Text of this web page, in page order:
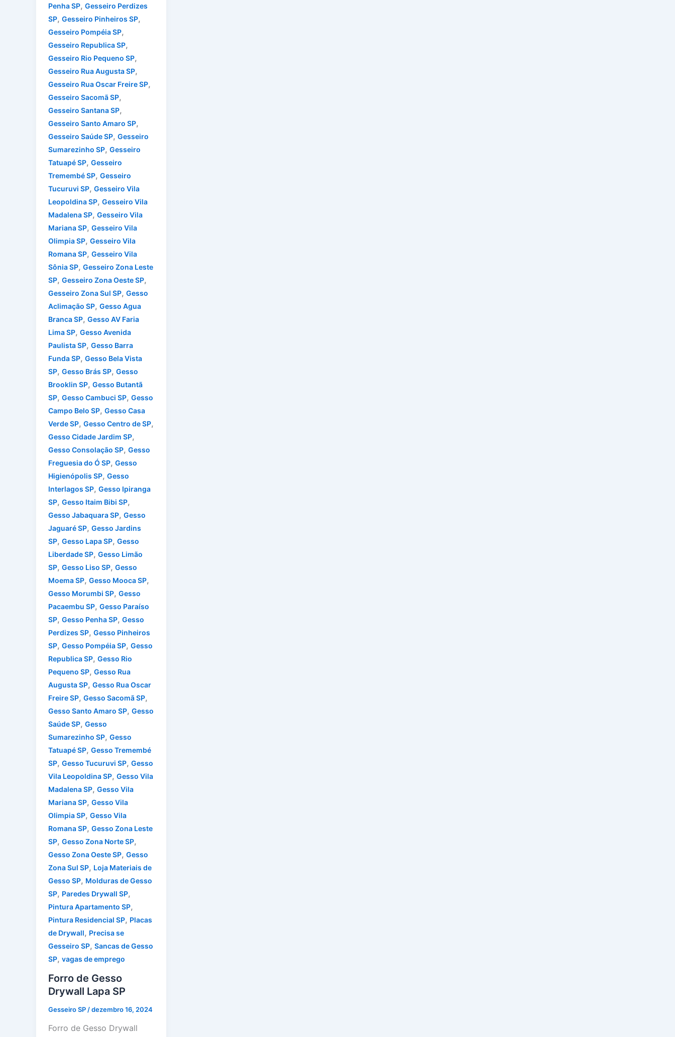
Penha SP, Gesseiro Perdizes
SP, Gesseiro Pinheiros SP,
Gesseiro Pompéia SP,
Gesseiro Republica SP,
Gesseiro Rio Pequeno SP,
Gesseiro Rua Augusta SP,
Gesseiro Rua Oscar Freire SP,
Gesseiro Sacomã SP,
Gesseiro Santana SP,
Gesseiro Santo Amaro SP,
Gesseiro Saúde SP, Gesseiro
Sumarezinho SP, Gesseiro
Tatuapé SP, Gesseiro
Tremembé SP, Gesseiro
Tucuruvi SP, Gesseiro Vila
Leopoldina SP, Gesseiro Vila
Madalena SP, Gesseiro Vila
Mariana SP, Gesseiro Vila
Olimpia SP, Gesseiro Vila
Romana SP, Gesseiro Vila
Sônia SP, Gesseiro Zona Leste
SP, Gesseiro Zona Oeste SP,
Gesseiro Zona Sul SP, Gesso
Aclimação SP, Gesso Agua
Branca SP, Gesso AV Faria
Lima SP, Gesso Avenida
Paulista SP, Gesso Barra
Funda SP, Gesso Bela Vista
SP, Gesso Brás SP, Gesso
Brooklin SP, Gesso Butantã
SP, Gesso Cambuci SP, Gesso
Campo Belo SP, Gesso Casa
Verde SP, Gesso Centro de SP,
Gesso Cidade Jardim SP,
Gesso Consolação SP, Gesso
Freguesia do Ó SP, Gesso
Higienópolis SP, Gesso
Interlagos SP, Gesso Ipiranga
SP, Gesso Itaim Bibi SP,
Gesso Jabaquara SP, Gesso
Jaguaré SP, Gesso Jardins
SP, Gesso Lapa SP, Gesso
Liberdade SP, Gesso Limão
SP, Gesso Liso SP, Gesso
Moema SP, Gesso Mooca SP,
Gesso Morumbi SP, Gesso
Pacaembu SP, Gesso Paraíso
SP, Gesso Penha SP, Gesso
Perdizes SP, Gesso Pinheiros
SP, Gesso Pompéia SP, Gesso
Republica SP, Gesso Rio
Pequeno SP, Gesso Rua
Augusta SP, Gesso Rua Oscar
Freire SP, Gesso Sacomã SP,
Gesso Santo Amaro SP, Gesso
Saúde SP, Gesso
Sumarezinho SP, Gesso
Tatuapé SP, Gesso Tremembé
SP, Gesso Tucuruvi SP, Gesso
Vila Leopoldina SP, Gesso Vila
Madalena SP, Gesso Vila
Mariana SP, Gesso Vila
Olimpia SP, Gesso Vila
Romana SP, Gesso Zona Leste
SP, Gesso Zona Norte SP,
Gesso Zona Oeste SP, Gesso
Zona Sul SP, Loja Materiais de
Gesso SP, Molduras de Gesso
SP, Paredes Drywall SP,
Pintura Apartamento SP,
Pintura Residencial SP, Placas
de Drywall, Precisa se
Gesseiro SP, Sancas de Gesso
SP, vagas de emprego
Forro de Gesso
Drywall Lapa SP
Gesseiro SP /dezembro 16, 2024
Forro de Gesso Drywall